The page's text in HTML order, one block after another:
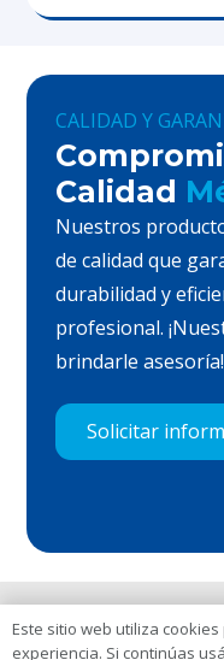
CALIDAD Y
Calidad
Nuestros
de calidad que
durabilidad y
profesional.
brindarle asesoría!
Solicitar
Este sitio web utiliza
experiencia. Si continúas